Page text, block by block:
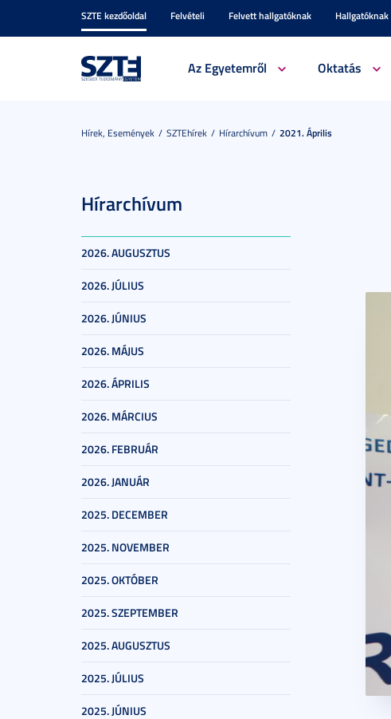
SZTE kezdőoldal Felvételi Felvett hallgatóknak Hallgatóknak
Az Egyetemről Oktatás
Hírek, Események SZTEhírek Hírarchívum 2021. Április
Hírarchívum
2026. AUGUSZTUS
2026. JÚLIUS
2026. JÚNIUS
2026. MÁJUS
2026. ÁPRILIS
2026. MÁRCIUS
2026. FEBRUÁR
2026. JANUÁR
2025. DECEMBER
2025. NOVEMBER
2025. OKTÓBER
2025. SZEPTEMBER
2025. AUGUSZTUS
2025. JÚLIUS
2025. JÚNIUS